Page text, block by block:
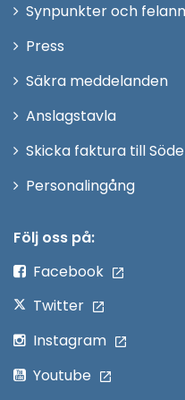
Synpunkter och
Press
fönster
Säkra meddelanden
Anslagstavla
Skicka faktura till
PersonalingångÖppna
Följ oss på:
Facebook
Twitter
Instagram
Youtube